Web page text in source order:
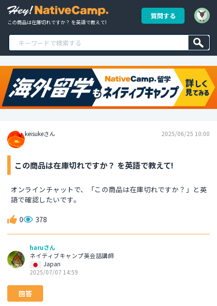
この商品は在庫切れですか？ を英語で教えて!
質問する
keisukeさん 2025/06/25 10:00
この商品は在庫切れですか？ を英語で教えて!
オンラインチャットで、「この商品は在庫切れですか？」と英
語で確認したいです。
0 378
haruさん
ネイティブキャンプ英会話講師
Japan
2025/07/07 14:59
回答